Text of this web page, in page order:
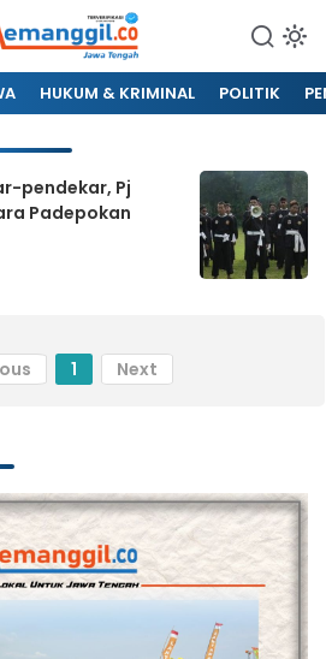
HUKUM & KRIMINAL POLITIK
pendekar, Pj
Padepokan
1 Next